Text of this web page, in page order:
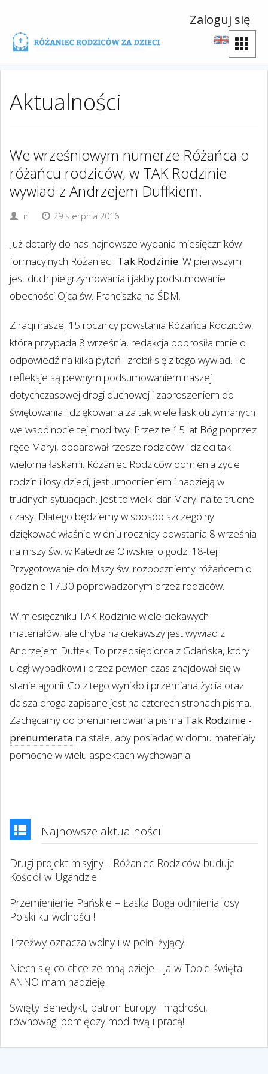
Zaloguj się
Aktualności
We wrześniowym numerze Różańca o
różańcu rodziców, w TAK Rodzinie
wywiad z Andrzejem Duffkiem.
ir 29 sierpnia 2016
Już dotarły do nas najnowsze wydania miesięczników
formacyjnych Różaniec i Tak Rodzinie. W pierwszym
jest duch pielgrzymowania i jakby podsumowanie
obecności Ojca św. Franciszka na ŚDM.
Z racji naszej 15 rocznicy powstania Różańca Rodziców,
która przypada 8 września, redakcja poprosiła mnie o
odpowiedź na kilka pytań i zrobił się z tego wywiad. Te
refleksje są pewnym podsumowaniem naszej
dotychczasowej drogi duchowej i zaproszeniem do
świętowania i dziękowania za tak wiele łask otrzymanych
we wspólnocie tej modlitwy. Przez te 15 lat Bóg poprzez
ręce Maryi, obdarował rzesze rodziców i dzieci tak
wieloma łaskami. Różaniec Rodziców odmienia życie
rodzin i losy dzieci, jest umocnieniem i nadzieją w
trudnych sytuacjach. Jest to wielki dar Maryi na te trudne
czasy. Dlatego będziemy w sposób szczególny
dziękować właśnie w dniu rocznicy powstania 8 września
na mszy św. w Katedrze Oliwskiej o godz. 18-tej.
Przygotowanie do Mszy św. rozpoczniemy różańcem o
godzinie 17.30 poprowadzonym przez rodziców.
W miesięczniku TAK Rodzinie wiele ciekawych
materiałów, ale chyba najciekawszy jest wywiad z
Andrzejem Duffek. To przedsiębiorca z Gdańska, który
uległ wypadkowi i przez pewien czas znajdował się w
stanie agonii. Co z tego wynikło i przemiana życia oraz
dalsza droga zapisane jest na czterech stronach pisma.
Zachęcamy do prenumerowania pisma Tak Rodzinie -
prenumerata na stałe, aby posiadać w domu materiały
pomocne w wielu aspektach wychowania.
Najnowsze aktualności
Drugi projekt misyjny - Różaniec Rodziców buduje
Kościół w Ugandzie
Przemienienie Pańskie – Łaska Boga odmienia losy
Polski ku wolności !
Trzeźwy oznacza wolny i w pełni żyjący!
Niech się co chce ze mną dzieje - ja w Tobie święta
ANNO mam nadzieję!
Swięty Benedykt, patron Europy i mądrości,
równowagi pomiędzy modlitwą i pracą!